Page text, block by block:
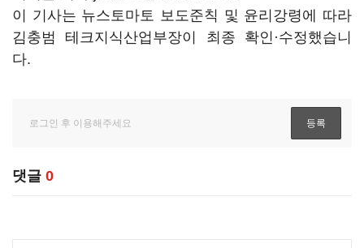
이 기사는 뉴스토마토 보도준칙 및 윤리강령에 따라
김충범 테크지식산업부장이 최종 확인·수정했습니
다.
댓글 0